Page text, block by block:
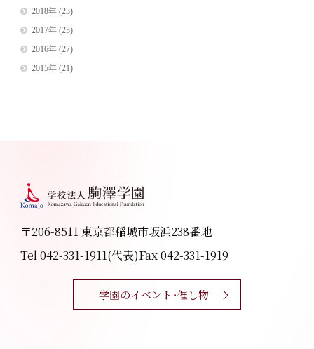
2018年(23)
2017年(23)
2016年(27)
2015年(21)
〒206-8511 東京都稲城市坂浜238番地
Tel 042-331-1911(代表)Fax 042-331-1919
学園のイベント・催し物